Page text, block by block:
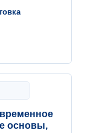
основы,